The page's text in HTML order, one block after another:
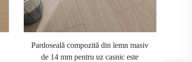
Pardoseală compozită din lemn masiv
de 14 mm pentru uz casnic este